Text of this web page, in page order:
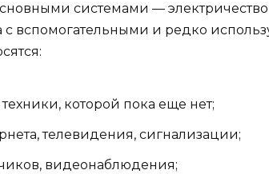
системами —
вспомогательными и редко
которой пока еще нет;
телевидения, сигнализации;
видеонаблюдения;